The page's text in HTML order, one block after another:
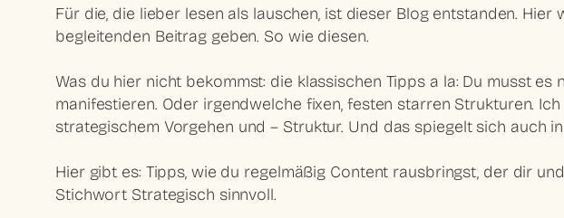
Für die, die lieber lesen als lauschen, ist dieser Blog entstanden.
begleitenden Beitrag geben. So wie diesen.
Was du hier nicht bekommst: die klassischen Tipps a la: Du musst es
manifestieren. Oder irgendwelche fixen, festen starren Strukturen.
strategischem Vorgehen und – Struktur. Und das spiegelt sich auch
Hier gibt es: Tipps, wie du regelmäßig Content rausbringst, der dir
Stichwort Strategisch sinnvoll.